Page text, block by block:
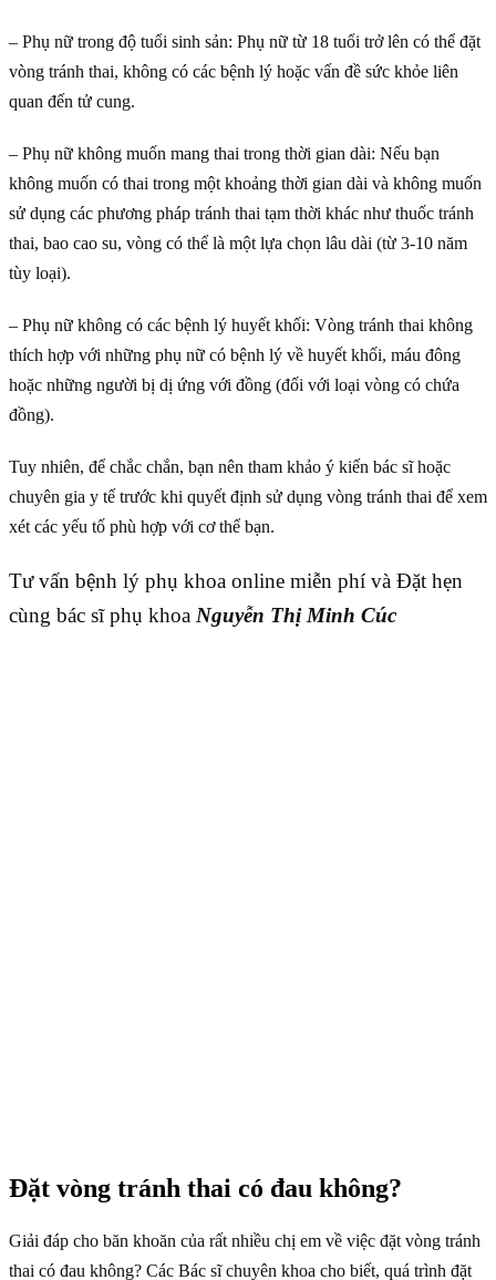
– Phụ nữ trong độ tuổi sinh sản: Phụ nữ từ 18 tuổi trở lên có thể đặt
vòng tránh thai, không có các bệnh lý hoặc vấn đề sức khỏe liên
quan đến tử cung.
– Phụ nữ không muốn mang thai trong thời gian dài: Nếu bạn
không muốn có thai trong một khoảng thời gian dài và không muốn
sử dụng các phương pháp tránh thai tạm thời khác như thuốc tránh
thai, bao cao su, vòng có thể là một lựa chọn lâu dài (từ 3-10 năm
tùy loại).
– Phụ nữ không có các bệnh lý huyết khối: Vòng tránh thai không
thích hợp với những phụ nữ có bệnh lý về huyết khối, máu đông
hoặc những người bị dị ứng với đồng (đối với loại vòng có chứa
đồng).
Tuy nhiên, để chắc chắn, bạn nên tham khảo ý kiến bác sĩ hoặc
chuyên gia y tế trước khi quyết định sử dụng vòng tránh thai để xem
xét các yếu tố phù hợp với cơ thể bạn.
Tư vấn bệnh lý phụ khoa online miễn phí và Đặt hẹn
cùng bác sĩ phụ khoa Nguyễn Thị Minh Cúc
Đặt vòng tránh thai có đau không?
Giải đáp cho băn khoăn của rất nhiều chị em về việc đặt vòng tránh
thai có đau không? Các Bác sĩ chuyên khoa cho biết, quá trình đặt